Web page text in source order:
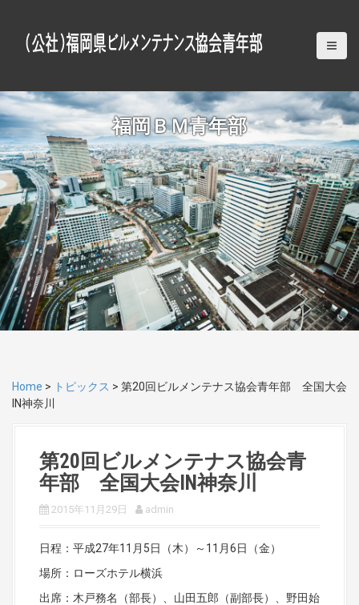
o
c
o
n
t
e
n
t
福岡ＢＭ青年部
Home > トピックス > 第20回ビルメンテナス協会青年部 全国大会
IN神奈川
第20回ビルメンテナス協会青
年部 全国大会IN神奈川
2015年11月29日 admin
日程：平成27年11月5日（木）～11月6日（金）
場所：ローズホテル横浜
出席：木戸務名（部長）、山田五郎（副部長）、野田始